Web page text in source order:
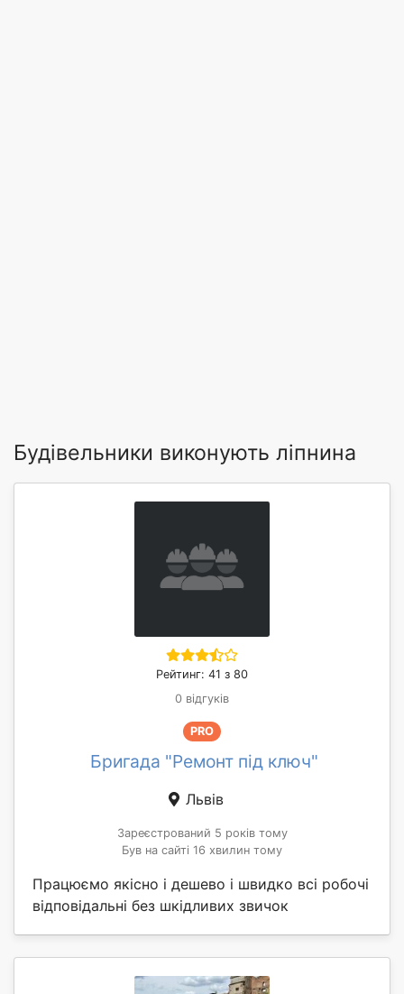
Будівельники виконують ліпнина
Рейтинг: 41 з 80
0 відгуків
PRO
Бригада "Ремонт під ключ"
Львів
Зареєстрований 5 років тому
Був на сайті 16 хвилин тому
Працюємо якісно і дешево і швидко всі робочі
відповідальні без шкідливих звичок